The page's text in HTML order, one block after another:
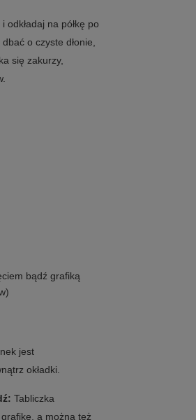
odkładaj na półkę po
o czyste dłonie,
się zakurzy,
bądź grafiką
jest
okładki.
Tabliczka
a można też